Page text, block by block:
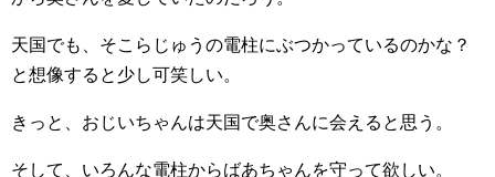
天国でも、そこらじゅうの電柱にぶつかっているのかな？
と想像すると少し可笑しい。
きっと、おじいちゃんは天国で奥さんに会えると思う。
そして、いろんな電柱からばあちゃんを守って欲しい。